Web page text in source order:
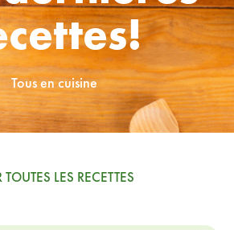
Tous en cuisine
TOUTES LES RECETTES